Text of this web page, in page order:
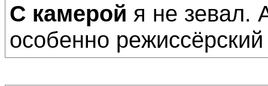
С камерой я не зевал.
особенно